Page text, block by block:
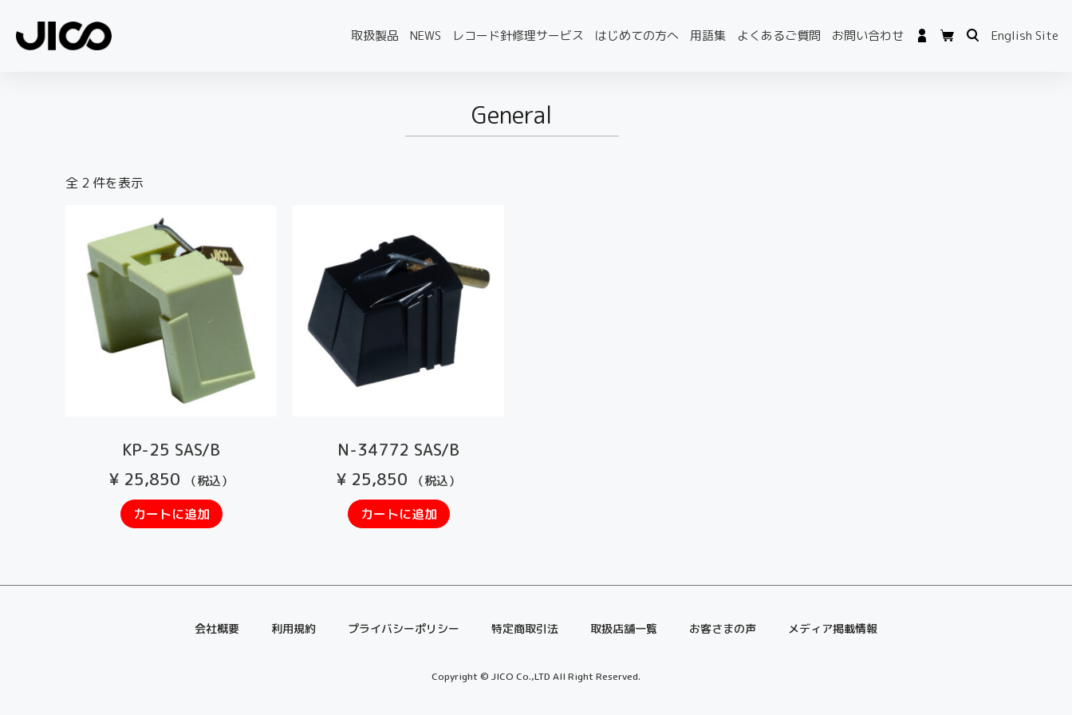
取扱製品 NEWS レコード針修理サービス はじめての方へ 用語集 よくあるご質問 お問い合わせ English Site
General
全 2 件を表示
KP-25 SAS/B
¥ 25,850 （税込）
カートに追加
N-34772 SAS/B
¥ 25,850 （税込）
カートに追加
会社概要 利用規約 プライバシーポリシー 特定商取引法 取扱店舗一覧 お客さまの声 メディア掲載情報
Copyright © JICO Co.,LTD All Right Reserved.